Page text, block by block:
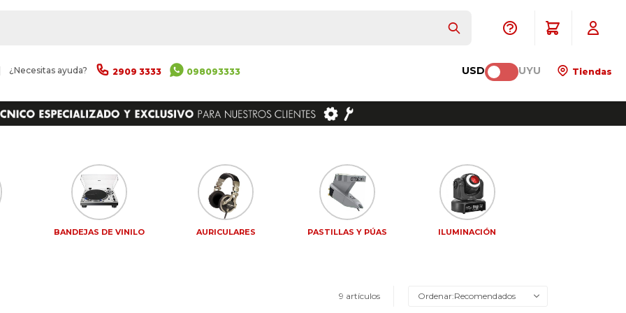
¿Necesitas ayuda? 2909 3333 098093333 USD UYU Tiendas
BANDEJAS DE VINILO AURICULARES PASTILLAS Y PÚAS ILUMINACIÓN
9 artículos Recomendados